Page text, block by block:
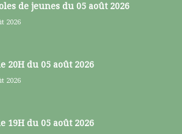
de jeunes du 05 août 2026
2026
20H du 05 août 2026
2026
19H du 05 août 2026